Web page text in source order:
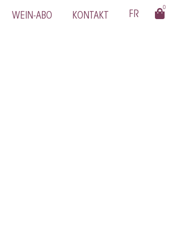
WEIN-ABO KONTAKT
0